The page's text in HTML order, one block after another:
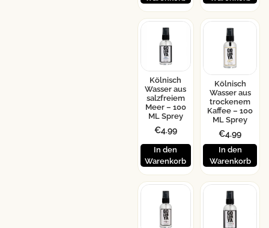
Kölnisch
Wasser aus
salzfreiem
Meer – 100
ML Sprey
€4.99
In den
Warenkorb
Kölnisch
Wasser aus
trockenem
Kaffee – 100
ML Sprey
€4.99
In den
Warenkorb